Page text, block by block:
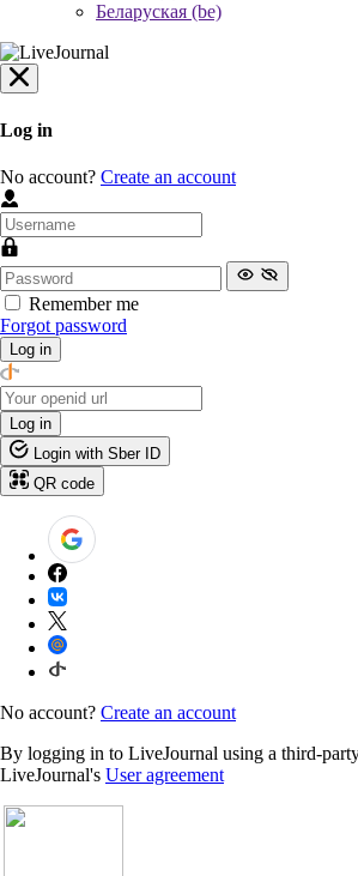
Беларуская (be)
Log in
No account? Create an account
Remember me
Forgot password
Log in
Log in
Login with Sber ID
QR code
No account? Create an account
By logging in to LiveJournal using a third-
LiveJournal's User agreement